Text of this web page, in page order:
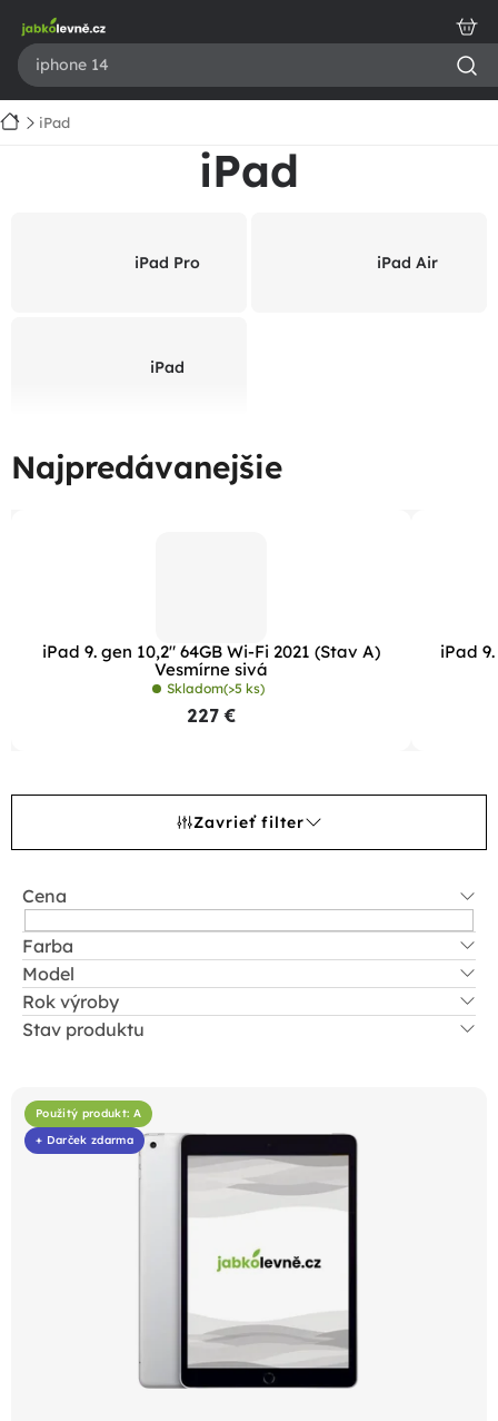
obsah
Domov
iPad
iPad
iPad Pro iPad Air
iPad
Najpredávanejšie
iPad 9. gen 10,2" 64GB Wi-Fi 2021 (Stav A)
Vesmírne sivá
Skladom(>5 ks)
227 €
iPad
Zavrieť filter
Cena
Farba
Model
Rok výroby
Stav produktu
ý
p
Použitý produkt: A
+ Darček zdarma